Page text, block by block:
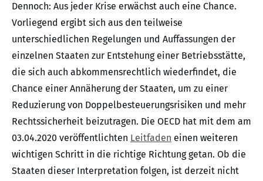
Dennoch: Aus jeder Krise erwächst auch eine Chance.
Vorliegend ergibt sich aus den teilweise
unterschiedlichen Regelungen und Auffassungen der
einzelnen Staaten zur Entstehung einer Betriebsstätte,
die sich auch abkommensrechtlich wiederfindet, die
Chance einer Annäherung der Staaten, um zu einer
Reduzierung von Doppelbesteuerungsrisiken und mehr
Rechtssicherheit beizutragen. Die OECD hat mit dem am
03.04.2020 veröffentlichten Leitfaden einen weiteren
wichtigen Schritt in die richtige Richtung getan. Ob die
Staaten dieser Interpretation folgen, ist derzeit nicht